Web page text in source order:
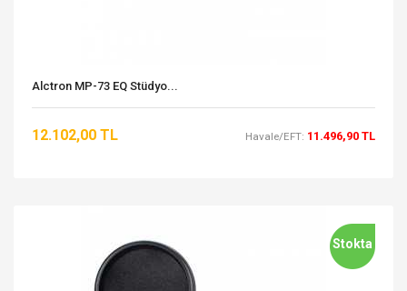
Alctron MP-73 EQ Stüdyo...
12.102,00 TL Havale/EFT: 11.496,90 TL
Stokta